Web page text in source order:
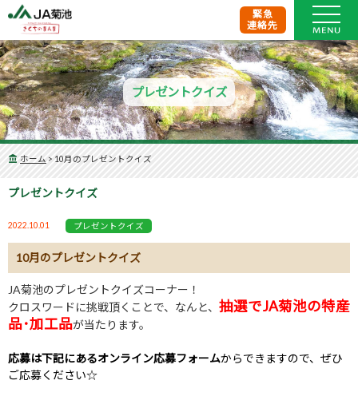
緊急
連絡先
プレゼントクイズ
ホーム > 10月のプレゼントクイズ
プレゼントクイズ
2022.10.01 プレゼントクイズ
10月のプレゼントクイズ
JA菊池のプレゼントクイズコーナー！
クロスワードに挑戦頂くことで、なんと、 抽選でJA菊池の特産
品･加工品が当たります。
応募は下記にあるオンライン応募フォームからできますので、ぜひ
ご応募ください☆